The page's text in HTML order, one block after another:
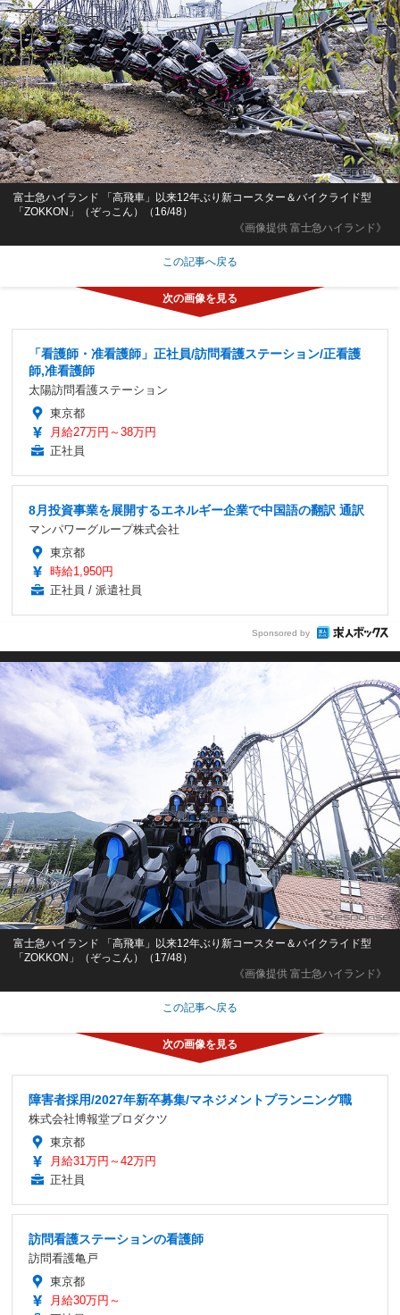
《画像提供 富士急ハイランド》
富士急ハイランド 「高飛車」以来12年ぶり新コースター＆バイクライド型
「ZOKKON」（ぞっこん）（16/48）
この記事へ戻る
「看護師・准看護師」正社員/訪問看護ステーション/正看護
師,准看護師
太陽訪問看護ステーション
東京都
月給27万円～38万円
正社員
8月投資事業を展開するエネルギー企業で中国語の翻訳 通訳
マンパワーグループ株式会社
東京都
時給1,950円
正社員 / 派遣社員
Sponsored by
《画像提供 富士急ハイランド》
富士急ハイランド 「高飛車」以来12年ぶり新コースター＆バイクライド型
「ZOKKON」（ぞっこん）（17/48）
この記事へ戻る
障害者採用/2027年新卒募集/マネジメントプランニング職
株式会社博報堂プロダクツ
東京都
月給31万円～42万円
正社員
訪問看護ステーションの看護師
訪問看護亀戸
東京都
月給30万円～